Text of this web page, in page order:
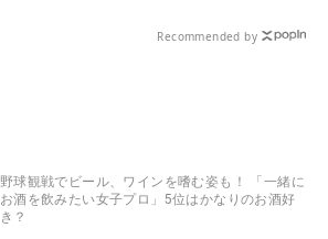
Recommended by
野球観戦でビール、ワインを嗜む姿も！ 「一緒に
お酒を飲みたい女子プロ」5位はかなりのお酒好
き？